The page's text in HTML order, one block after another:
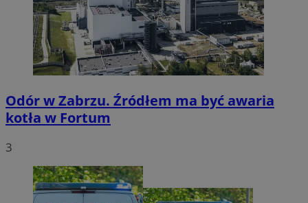
Odór w Zabrzu. Źródłem ma być awaria
kotła w Fortum
3